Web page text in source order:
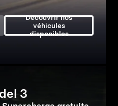
Découvrir nos
véhicules
disponibles
3